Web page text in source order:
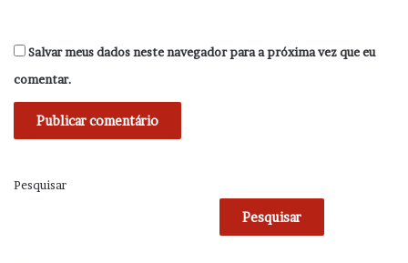
Salvar meus dados neste navegador para a próxima vez que eu
comentar.
Pesquisar
Pesquisar